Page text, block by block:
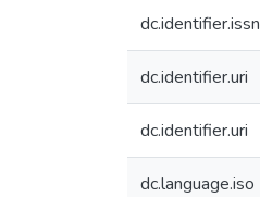
dc.identifier.issn
dc.identifier.uri
dc.identifier.uri
dc.language.iso